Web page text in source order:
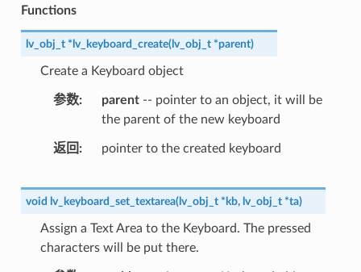
Functions
lv_obj_t * lv_keyboard_create(lv_obj_t *parent)
Create a Keyboard object
参数 parent-- pointer to an object, it will be
the parent of the new keyboard
返回 pointer to the created keyboard
void lv_keyboard_set_textarea(lv_obj_t * kb, lv_obj_t *ta)
Assign a Text Area to the Keyboard. The pressed
characters will be put there.